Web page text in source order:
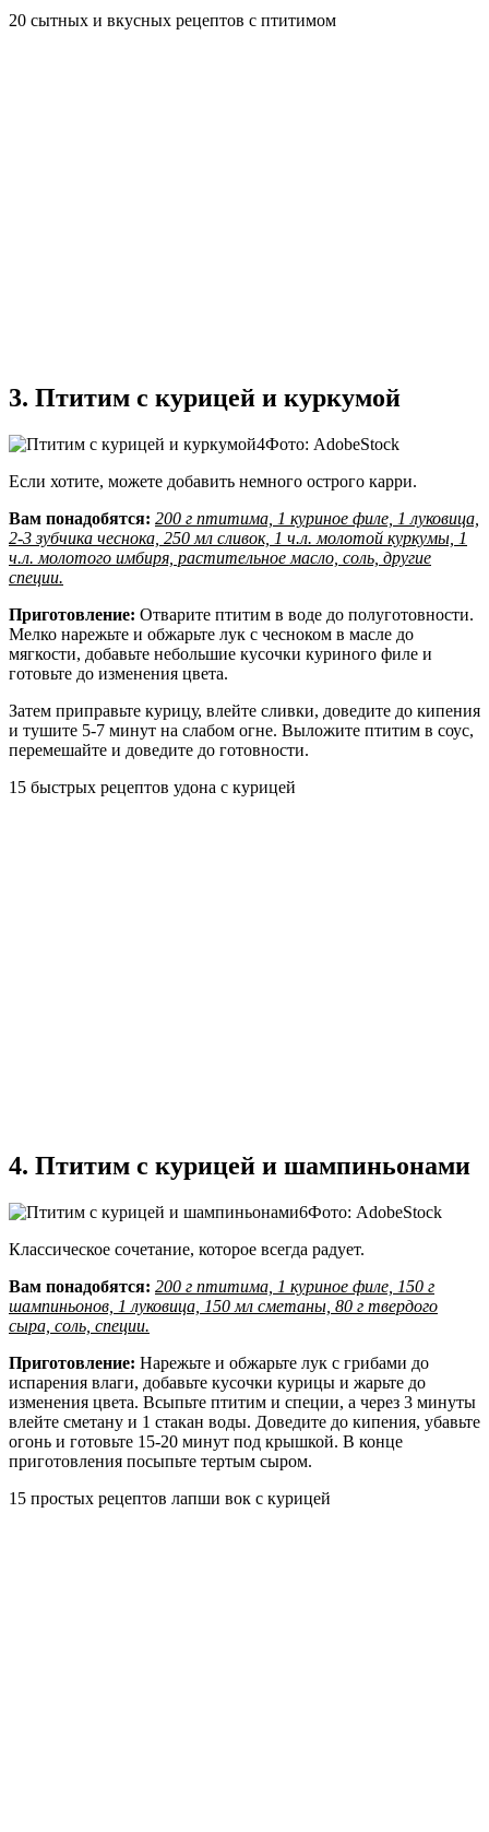
20 сытных и вкусных рецептов с птитимом
3. Птитим с курицей и куркумой
Фото: AdobeStock
Если хотите, можете добавить немного острого карри.
Вам понадобятся: 200 г птитима, 1 куриное филе, 1 луковица,
2-3 зубчика чеснока, 250 мл сливок, 1 ч.л. молотой куркумы, 1
ч.л. молотого имбиря, растительное масло, соль, другие
специи.
Приготовление: Отварите птитим в воде до полуготовности.
Мелко нарежьте и обжарьте лук с чесноком в масле до
мягкости, добавьте небольшие кусочки куриного филе и
готовьте до изменения цвета.
Затем приправьте курицу, влейте сливки, доведите до кипения
и тушите 5-7 минут на слабом огне. Выложите птитим в соус,
перемешайте и доведите до готовности.
15 быстрых рецептов удона с курицей
4. Птитим с курицей и шампиньонами
Фото: AdobeStock
Классическое сочетание, которое всегда радует.
Вам понадобятся: 200 г птитима, 1 куриное филе, 150 г
шампиньонов, 1 луковица, 150 мл сметаны, 80 г твердого
сыра, соль, специи.
Приготовление: Нарежьте и обжарьте лук с грибами до
испарения влаги, добавьте кусочки курицы и жарьте до
изменения цвета. Всыпьте птитим и специи, а через 3 минуты
влейте сметану и 1 стакан воды. Доведите до кипения, убавьте
огонь и готовьте 15-20 минут под крышкой. В конце
приготовления посыпьте тертым сыром.
15 простых рецептов лапши вок с курицей